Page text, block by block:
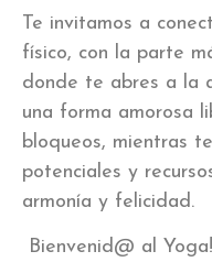
Te invitamos a
físico, con la parte
donde te abres a la
una forma amorosa
bloqueos, mientras
potenciales y
armonía y felicidad.
Bienvenid@ al Yoga!